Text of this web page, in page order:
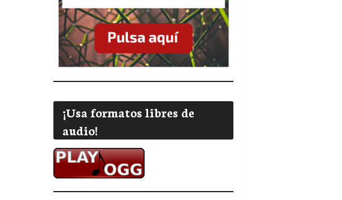
¡Usa formatos libres de
audio!